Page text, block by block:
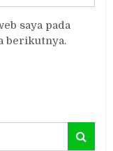
saya pada
berikutnya.
Search